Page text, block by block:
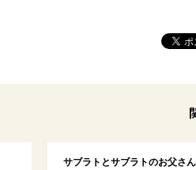
サブラトとサブラトのお父さん